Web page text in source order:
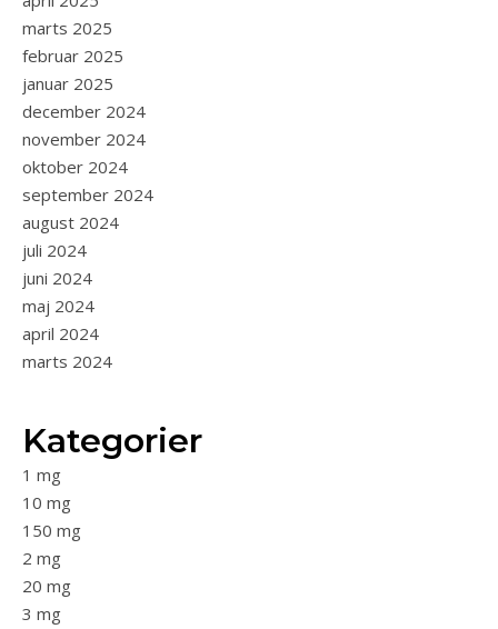
marts 2025
februar 2025
januar 2025
december 2024
november 2024
oktober 2024
september 2024
august 2024
juli 2024
juni 2024
maj 2024
april 2024
marts 2024
Kategorier
1 mg
10 mg
150 mg
2 mg
20 mg
3 mg